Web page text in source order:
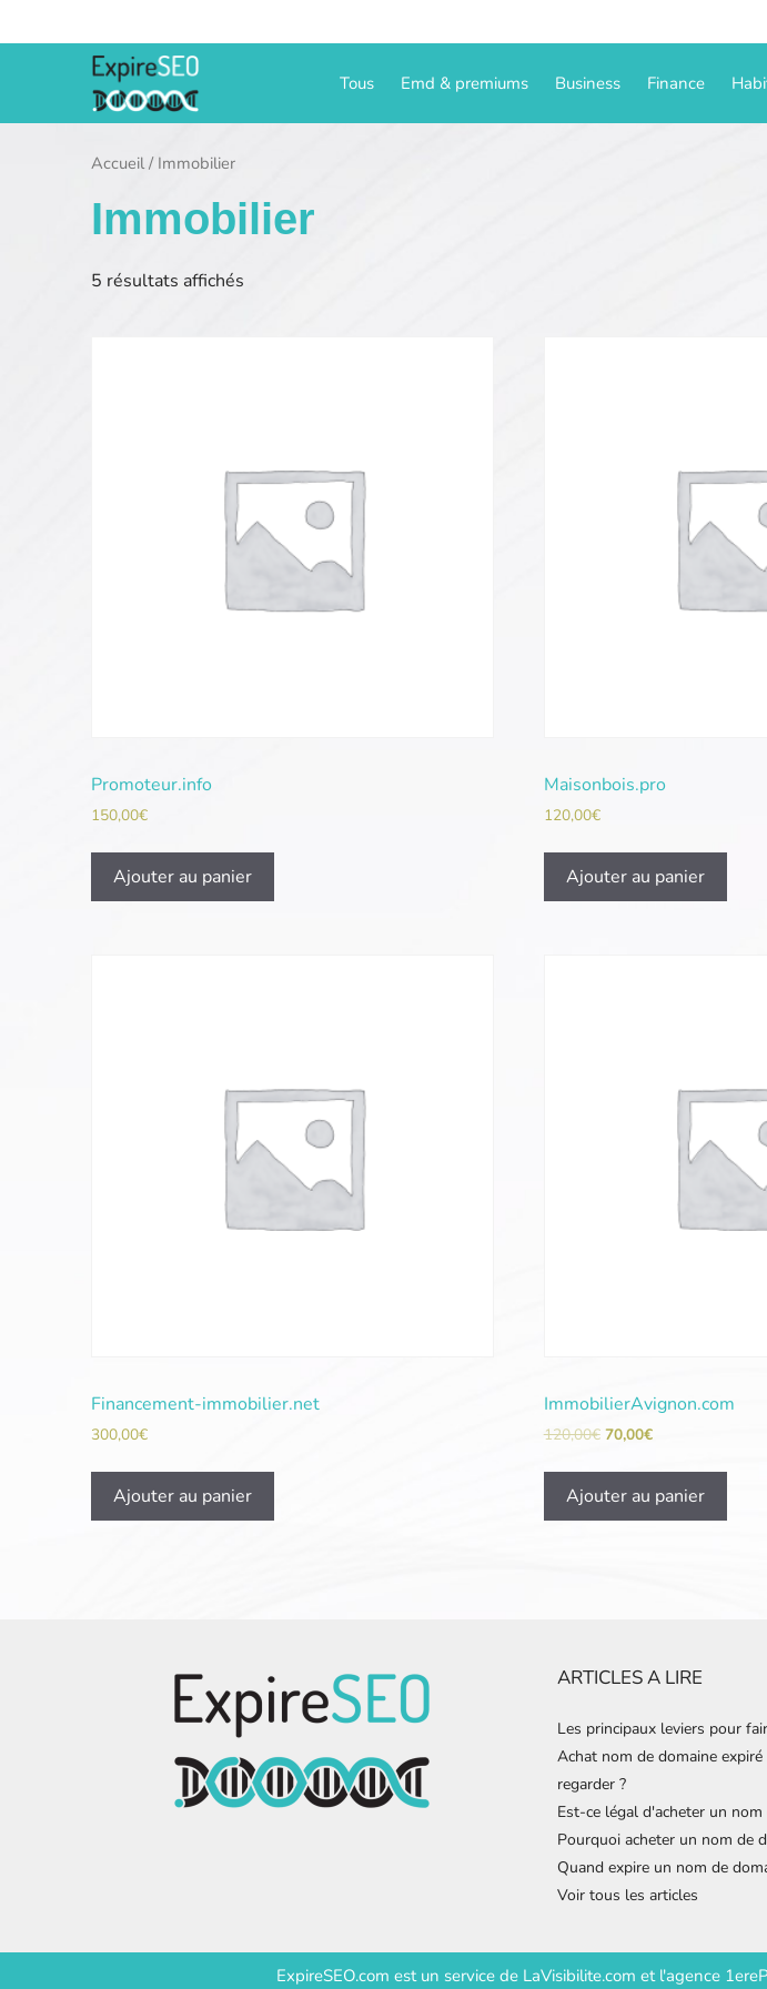
au
Tous Emd & premiums Business Finance
Accueil/ Immobilier
Immobilier
5 résultats affichés
Promoteur.info
150,00€
Ajouter au panier
Maisonbois.pro
120,00€
Ajouter au panier
Financement-immobilier.net
300,00€
Ajouter au panier
ImmobilierAvignon.com
120,00€ 70,00€
Ajouter au panier
ARTICLES A LIRE
Les principaux leviers pour
Achat nom de domaine
regarder ?
Est-ce légal d'acheter un
Pourquoi acheter un nom de
Quand expire un nom de
Voir tous les articles
ExpireSEO.com est un service de LaVisibilite.com etl'agence